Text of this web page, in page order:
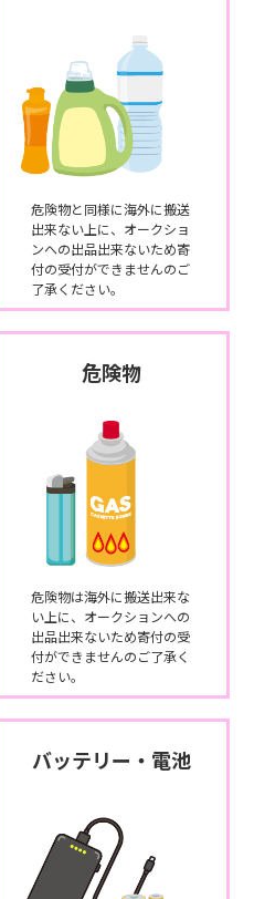
危険物と同様に海外に搬送
出来ない上に、オークショ
ンへの出品出来ないため寄
付の受付ができませんのご
了承ください。
危険物
危険物は海外に搬送出来な
い上に、オークションへの
出品出来ないため寄付の受
付ができませんのご了承く
ださい。
バッテリー・電池